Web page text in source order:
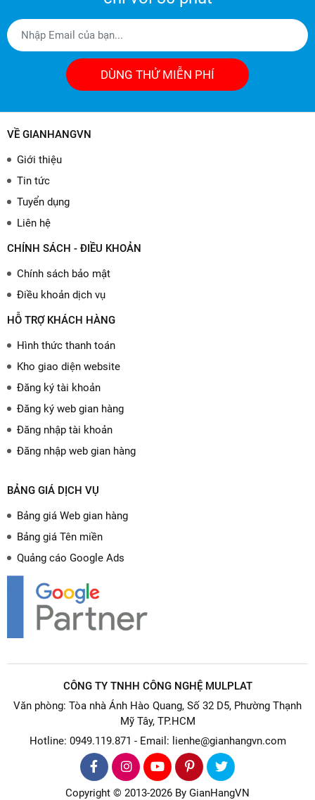
DÙNG THỬ MIỄN PHÍ
VỀ GIANHANGVN
Giới thiệu
Tin tức
Tuyển dụng
Liên hệ
CHÍNH SÁCH - ĐIỀU KHOẢN
Chính sách bảo mật
Điều khoản dịch vụ
HỖ TRỢ KHÁCH HÀNG
Hình thức thanh toán
Kho giao diện website
Đăng ký tài khoản
Đăng ký web gian hàng
Đăng nhập tài khoản
Đăng nhập web gian hàng
BẢNG GIÁ DỊCH VỤ
Bảng giá Web gian hàng
Bảng giá Tên miền
Quảng cáo Google Ads
CÔNG TY TNHH CÔNG NGHỆ MULPLAT
Văn phòng: Tòa nhà Ánh Hào Quang, Số 32 D5, Phường Thạnh
Mỹ Tây, TP.HCM
Hotline: 0949.119.871 - Email: lienhe@gianhangvn.com
Copyright © 2013-2026 By GianHangVN